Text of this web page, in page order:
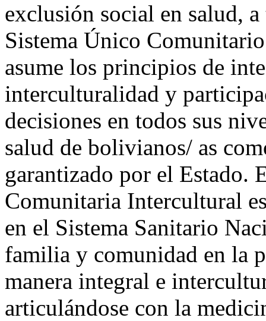
exclusión social en salud,
Sistema Único
asume los principios de
interculturalidad y
decisiones en todos sus
salud de bolivianos/ as
garantizado por el Estado.
Comunitaria Intercultural
en el Sistema Sanitario
familia y comunidad en la
manera integral e
articulándose con la